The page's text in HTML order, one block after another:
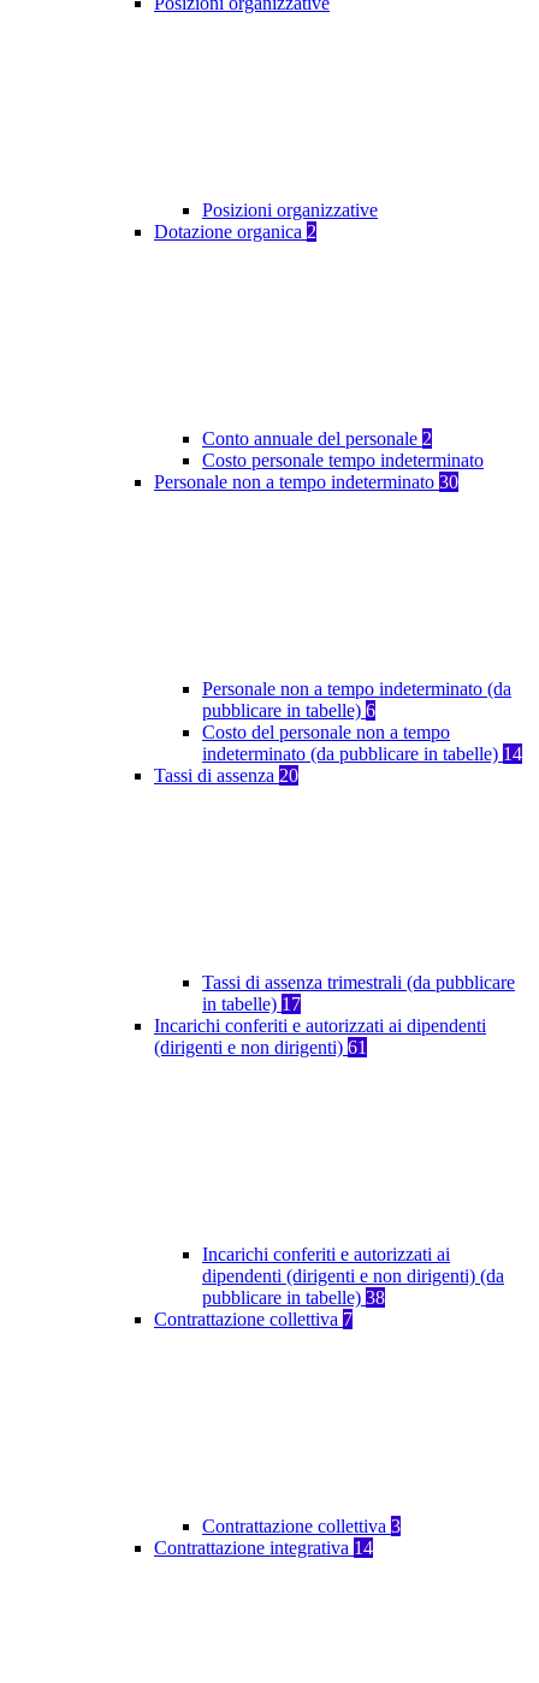
Posizioni organizzative
Dotazione organica 2
Conto annuale del personale 2
Costo personale tempo indeterminato
Personale non a tempo indeterminato 30
Personale non a tempo indeterminato (da
pubblicare in tabelle) 6
Costo del personale non a tempo
indeterminato (da pubblicare in tabelle) 14
Tassi di assenza 20
Tassi di assenza trimestrali (da pubblicare
in tabelle) 17
Incarichi conferiti e autorizzati ai dipendenti
(dirigenti e non dirigenti) 61
Incarichi conferiti e autorizzati ai
dipendenti (dirigenti e non dirigenti) (da
pubblicare in tabelle) 38
Contrattazione collettiva 7
Contrattazione collettiva 3
Contrattazione integrativa 14